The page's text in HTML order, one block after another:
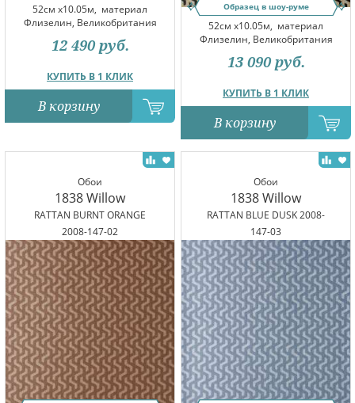
52см x10.05м, материал
Флизелин, Великобритания
КУПИТЬ В 1 КЛИК
12 490 руб.
В корзину
Образец в шоу-руме
52см x10.05м, материал
Флизелин, Великобритания
КУПИТЬ В 1 КЛИК
13 090 руб.
В корзину
Обои
1838 Willow
RATTAN BURNT ORANGE
2008-147-02
Обои
1838 Willow
RATTAN BLUE DUSK 2008-
147-03